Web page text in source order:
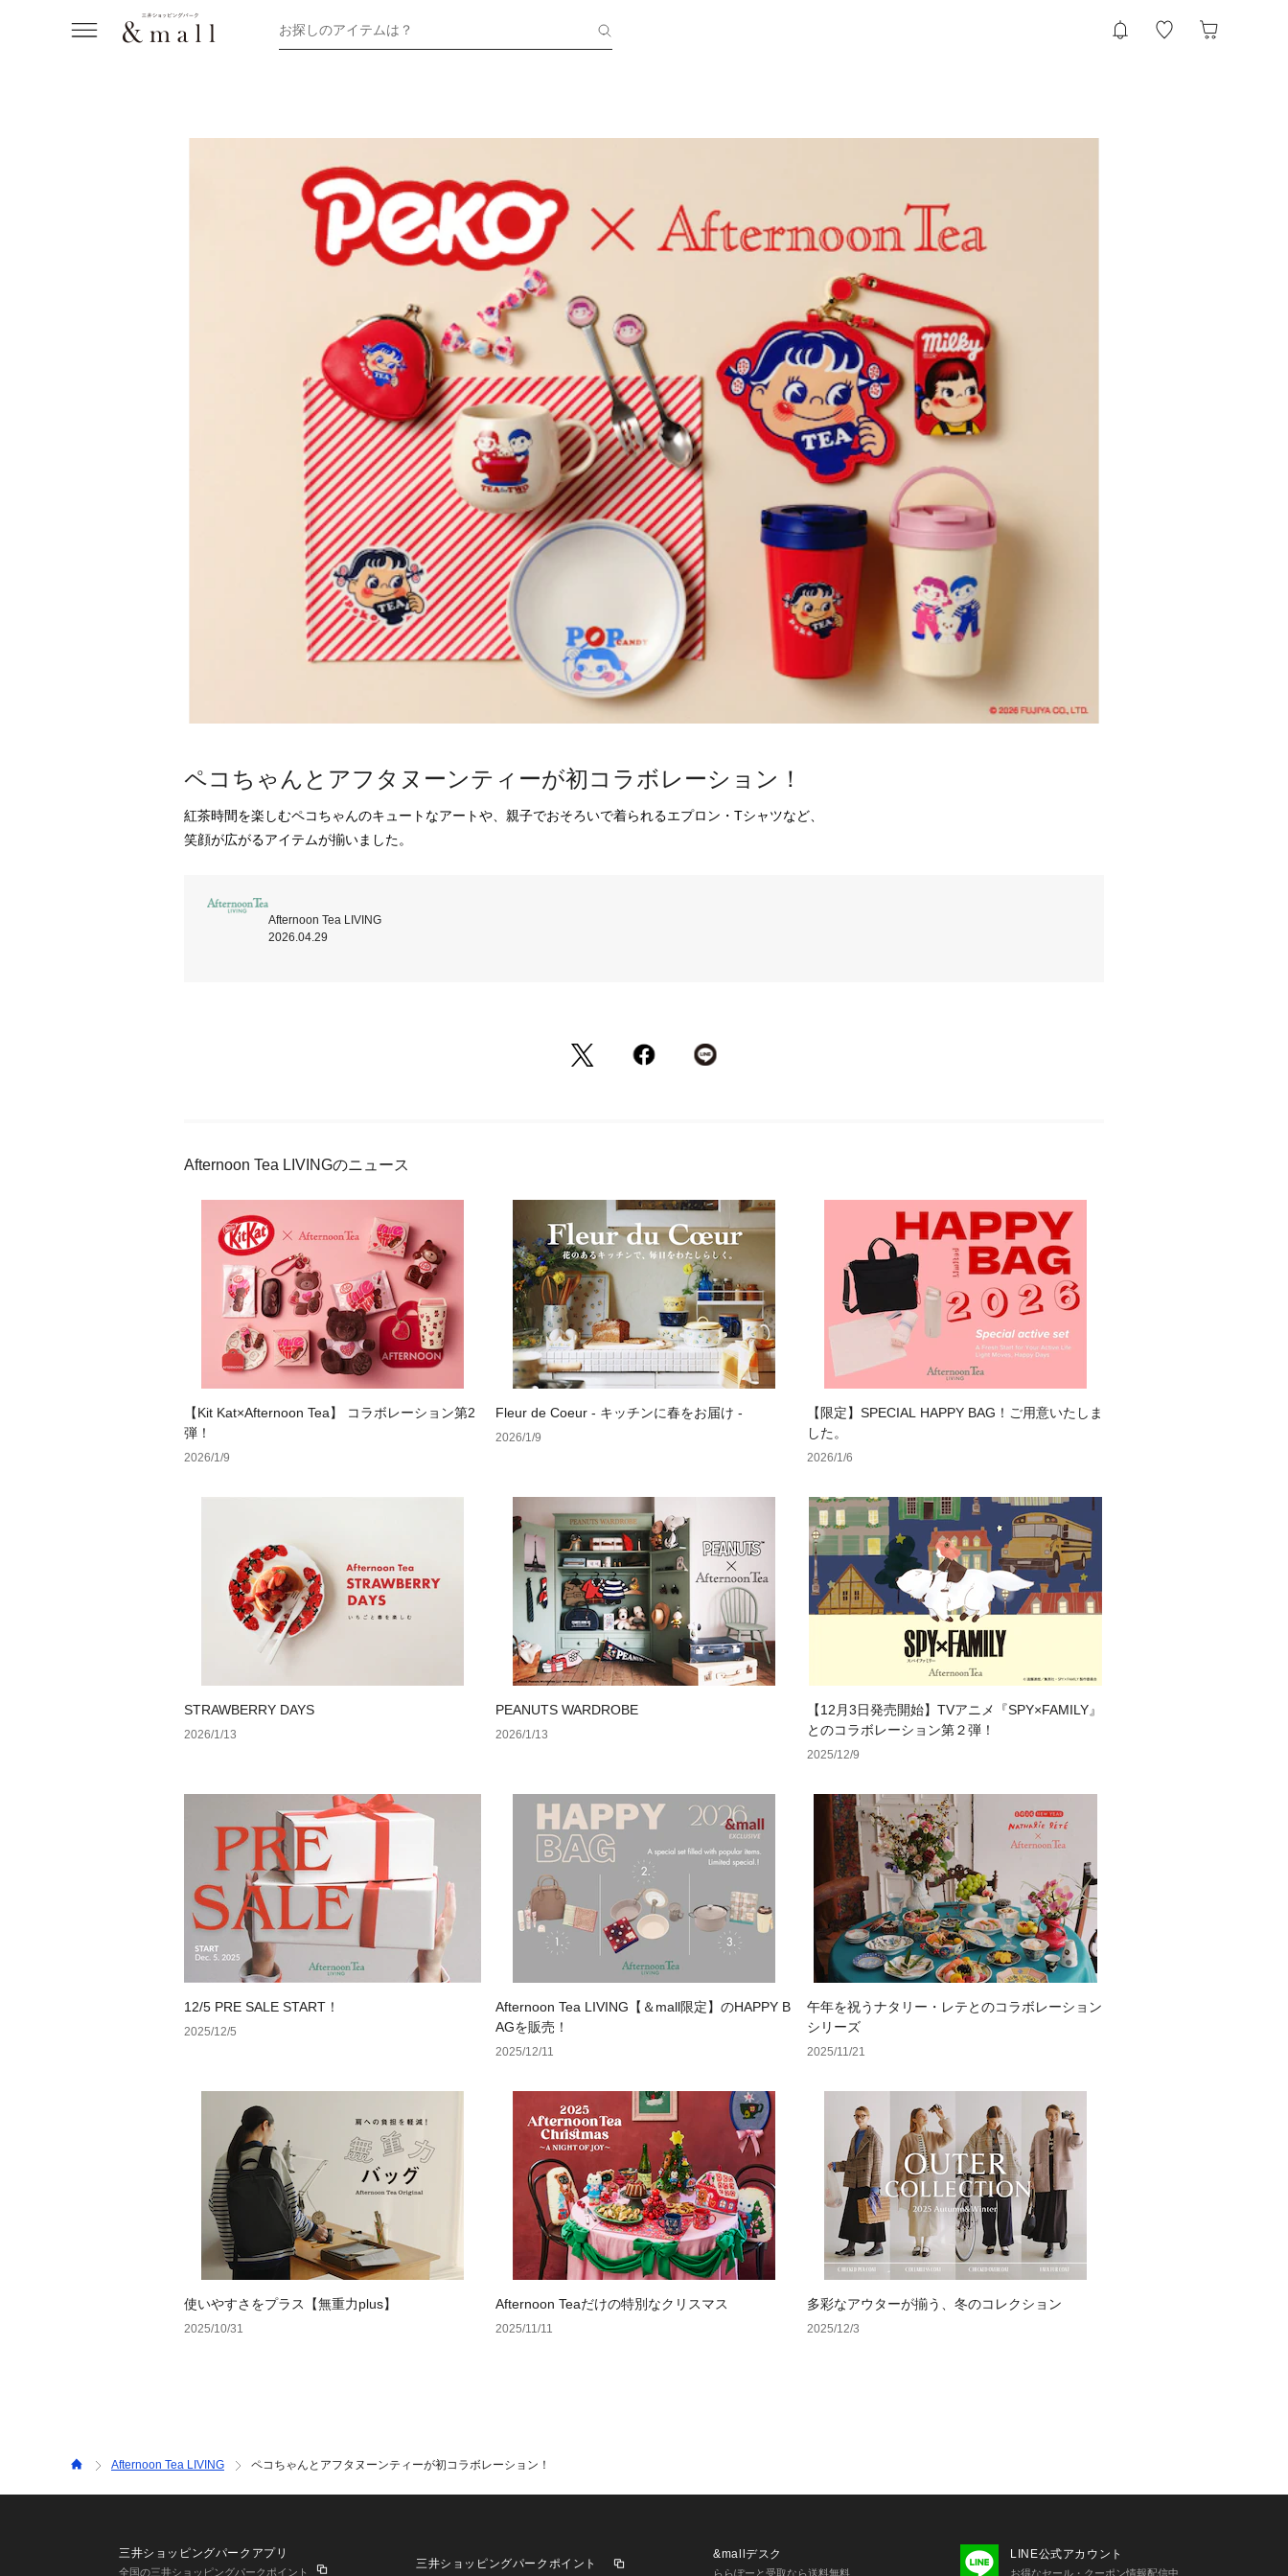
お探しのアイテムは？
ペコちゃんとアフタヌーンティーが初コラボレーション！
紅茶時間を楽しむペコちゃんのキュートなアートや、親子でおそろいで着られるエプロン・Tシャツなど、
笑顔が広がるアイテムが揃いました。
Afternoon Tea LIVING
2026.04.29
Afternoon Tea LIVINGのニュース
【Kit Kat×Afternoon Tea】 コラボレーション第2
弾！
2026/1/9
Fleur de Coeur - キッチンに春をお届け -
2026/1/9
【限定】SPECIAL HAPPY BAG！ご用意いたしま
した。
2026/1/6
STRAWBERRY DAYS
2026/1/13
PEANUTS WARDROBE
2026/1/13
【12月3日発売開始】TVアニメ『SPY×FAMILY』
とのコラボレーション第２弾！
2025/12/9
12/5 PRE SALE START！
2025/12/5
Afternoon Tea LIVING【＆mall限定】のHAPPY B
AGを販売！
2025/12/11
午年を祝うナタリー・レテとのコラボレーション
シリーズ
2025/11/21
使いやすさをプラス【無重力plus】
2025/10/31
Afternoon Teaだけの特別なクリスマス
2025/11/11
多彩なアウターが揃う、冬のコレクション
2025/12/3
Afternoon Tea LIVING ペコちゃんとアフタヌーンティーが初コラボレーション！
三井ショッピングパークアプリ
全国の三井ショッピングパークポイント
三井ショッピングパークポイント
&mallデスク
ららぽーと受取なら送料無料
LINE公式アカウント
お得なセール・クーポン情報配信中